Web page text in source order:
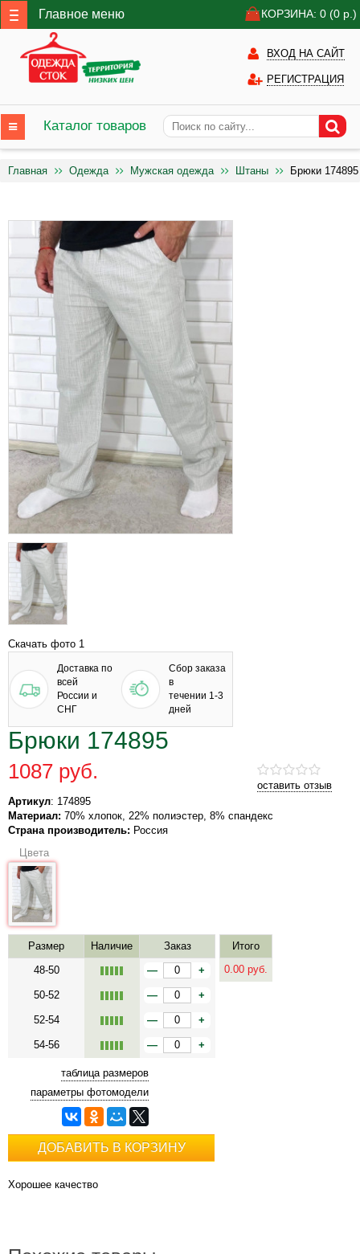
Главное меню КОРЗИНА: 0 (0 р.)
ВХОД НА САЙТ
РЕГИСТРАЦИЯ
Каталог товаров
Главная Одежда Мужская одежда Штаны Брюки 174895
Скачать фото 1
Доставка по
всей
России и
СНГ
Сбор заказа
в
течении 1-3
дней
Брюки 174895
оставить отзыв
1087 руб.
Артикул: 174895
Материал: 70% хлопок, 22% полиэстер, 8% спандекс
Страна производитель: Россия
Цвета
Размер Наличие
Заказ
48-50
— +
50-52 — +
52-54 — +
54-56 — +
Итого
0.00 руб.
таблица размеров
параметры фотомодели
ДОБАВИТЬ В КОРЗИНУ
Хорошее качество